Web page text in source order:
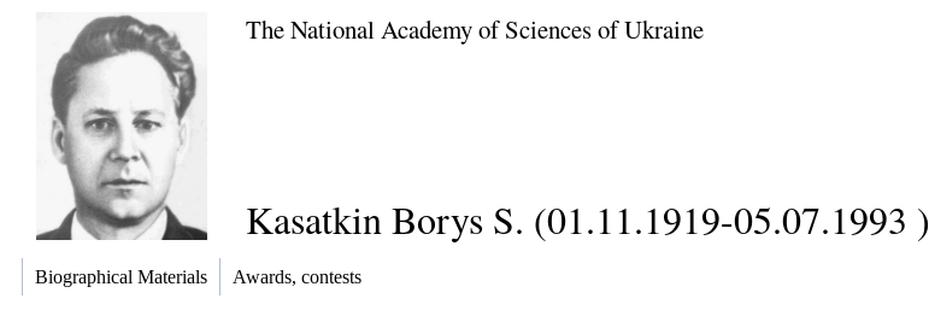
The National Academy of Sciences of Ukraine
Kasatkin Borys S. (01.11.1919-05.07.1993 )
Biographical Materials Awards, contests